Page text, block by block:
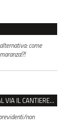
come
REGGIO. PORTA SANTA CROCE, DAL 24 AGOSTO AL VIA IL CANTIERE PER IL NUOVO COLLETTORE FOGNARIO
non